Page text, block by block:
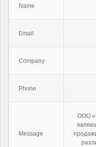
Name
Email
Company
Phone
Message
ООО